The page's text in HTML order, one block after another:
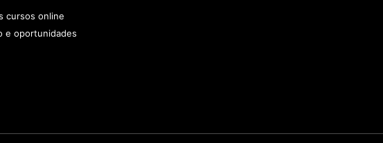
cursos online
e oportunidades